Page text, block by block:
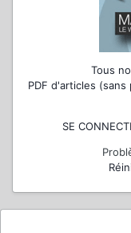
Tous
PDF d'articles
SE